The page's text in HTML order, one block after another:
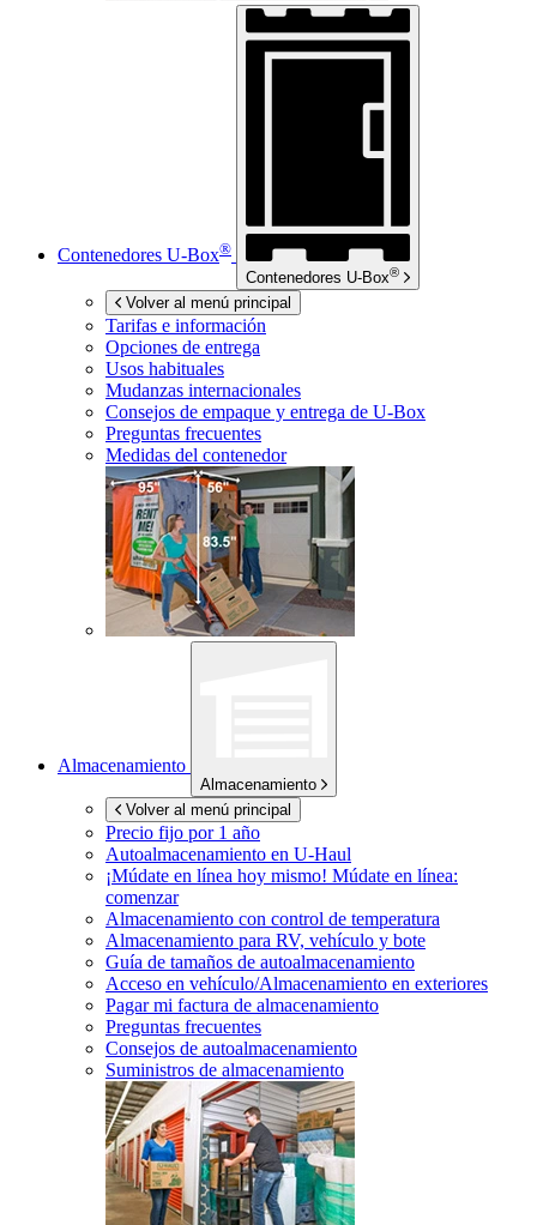
Contenedores U-Box®
Contenedores U-Box®
Volver al menú principal
Tarifas e información
Opciones de entrega
Usos habituales
Mudanzas internacionales
Consejos de empaque y entrega de U-Box
Preguntas frecuentes
Medidas del contenedor
Almacenamiento
Almacenamiento
Volver al menú principal
Precio fijo por 1 año
Autoalmacenamiento en U-Haul
¡Múdate en línea hoy mismo! Múdate en línea:
comenzar
Almacenamiento con control de temperatura
Almacenamiento para RV, vehículo y bote
Guía de tamaños de autoalmacenamiento
Acceso en vehículo/Almacenamiento en exteriores
Pagar mi factura de almacenamiento
Preguntas frecuentes
Consejos de autoalmacenamiento
Suministros de almacenamiento